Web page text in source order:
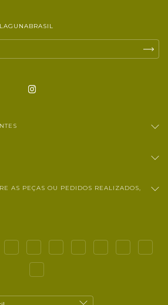
AS PEÇAS OU PEDIDOS REALIZADOS,